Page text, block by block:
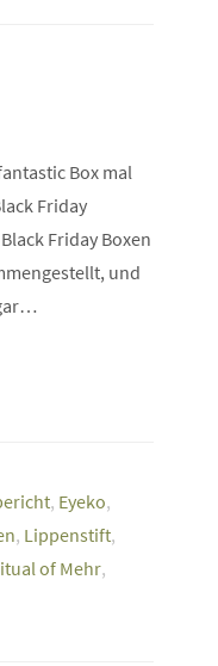
Box mal
Friday
Friday Boxen
und
, Eyeko,
, Lippenstift,
of Mehr,